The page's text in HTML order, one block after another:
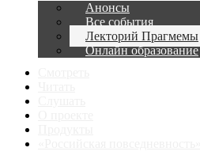
Анонсы
Все события
Лекторий Прагмемы
Онлайн образование